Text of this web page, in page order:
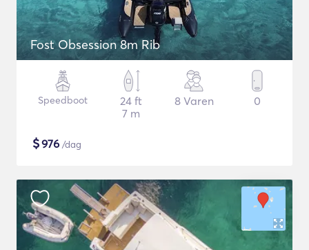
Fost Obsession 8m Rib
Speedboot
24 ft
7 m
8 Varen 0
$976 /dag